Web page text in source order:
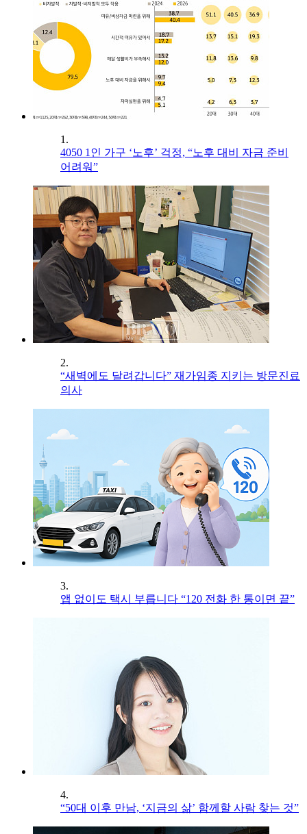
1.
4050 1인 가구 ‘노후’ 걱정, “노후 대비 자금 준비
어려워”
2.
“새벽에도 달려갑니다” 재가임종 지키는 방문진료
의사
3.
앱 없이도 택시 부릅니다 “120 전화 한 통이면 끝”
4.
“50대 이후 만남, ‘지금의 삶’ 함께할 사람 찾는 것”